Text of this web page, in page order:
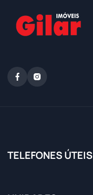
TELEFONES ÚTEIS